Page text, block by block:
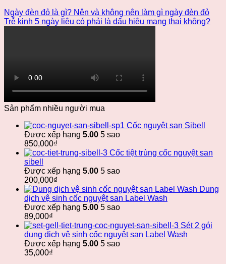
Ngày đèn đỏ là gì? Nên và không nên làm gì ngày đèn đỏ
Trễ kinh 5 ngày liệu có phải là dấu hiệu mang thai không?
Sản phẩm nhiều người mua
Cốc nguyệt san Sibell
Được xếp hạng 5.00 5 sao
850,000₫
Cốc tiệt trùng cốc nguyệt san
sibell
Được xếp hạng 5.00 5 sao
200,000₫
Dung
dịch vệ sinh cốc nguyệt san Label Wash
Được xếp hạng 5.00 5 sao
89,000₫
Sét 2 gói
dung dịch vệ sinh cốc nguyệt san Label Wash
Được xếp hạng 5.00 5 sao
35,000₫